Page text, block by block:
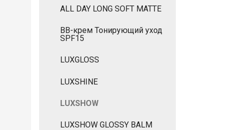
ALL DAY LONG SOFT MATTE
BB-крем Тонирующий уход
SPF15
LUXGLOSS
LUXSHINE
LUXSHOW
LUXSHOW GLOSSY BALM